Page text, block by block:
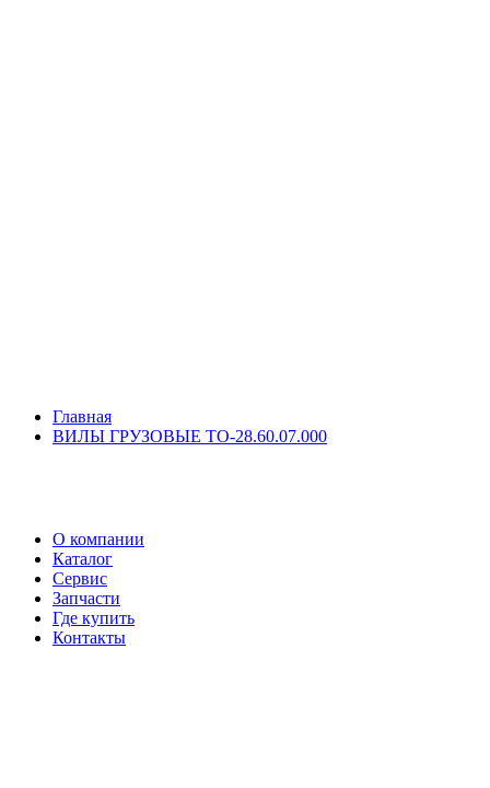
Главная
ВИЛЫ ГРУЗОВЫЕ ТО-28.60.07.000
О компании
Каталог
Сервис
Запчасти
Где купить
Контакты